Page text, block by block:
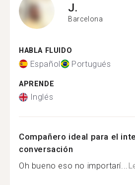
J.
Barcelona
HABLA FLUIDO
Español Portugués
APRENDE
Inglés
Compañero ideal para el
conversación
Oh bueno eso no importarí...